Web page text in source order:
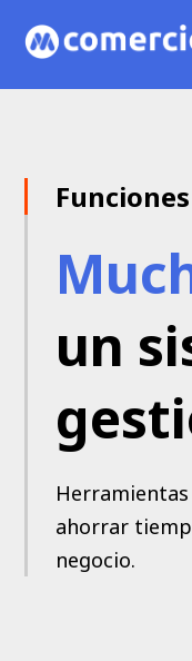
un
ahorrar
negocio.